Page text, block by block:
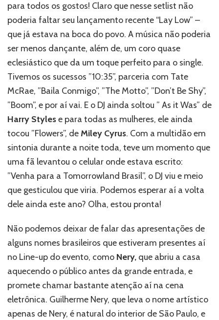
para todos os gostos! Claro que nesse setlist não
poderia faltar seu lançamento recente “Lay Low” –
que já estava na boca do povo. A música não poderia
ser menos dançante, além de, um coro quase
eclesiástico que da um toque perfeito para o single.
Tivemos os sucessos ”10:35”, parceria com Tate
McRae, ”Baila Conmigo”, ”The Motto”, ”Don’t Be Shy”,
”Boom”, e por aí vai. E o DJ ainda soltou ” As it Was” de
Harry Stylese para todas as mulheres, ele ainda
tocou ”Flowers”, deMiley Cyrus. Com a multidão em
sintonia durante a noite toda, teve um momento que
uma fã levantou o celular onde estava escrito:
”Venha para a Tomorrowland Brasil”, o DJ viu e meio
que gesticulou que viria. Podemos esperar aí a volta
dele ainda este ano? Olha, estou pronta!
Não podemos deixar de falar das apresentações de
alguns nomes brasileiros que estiveram presentes aí
no Line-up do evento, como Nery, que abriu a casa
aquecendo o público antes da grande entrada, e
promete chamar bastante atenção aí na cena
eletrônica. Guilherme Nery, que leva o nome artístico
apenas de Nery, é natural do interior de São Paulo, e